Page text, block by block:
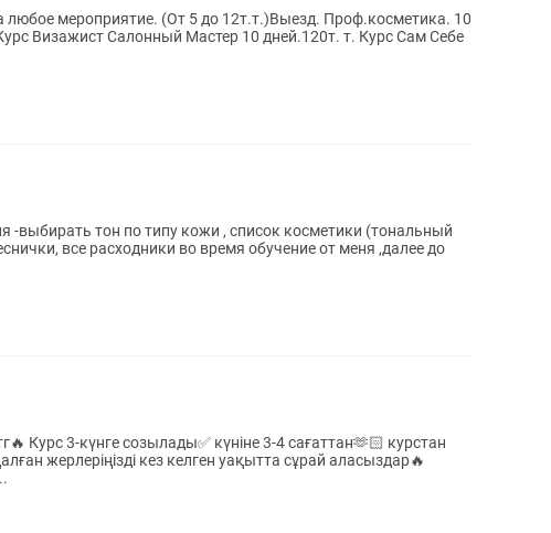
Визажист Салонный Мастер 10 дней.120т. т. Курс Сам Себе
все расходники во время обучение от меня ,далее до
жерлеріңізді кез келген уақытта сұрай аласыздар🔥